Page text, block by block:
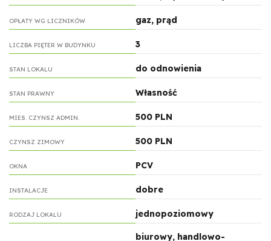
OPŁATY WG LICZNIKÓW gaz, prąd
LICZBA PIĘTER W BUDYNKU 3
STAN LOKALU do odnowienia
STAN PRAWNY Własność
MIES. CZYNSZ ADMIN. 500 PLN
CZYNSZ ZIMOWY 500 PLN
OKNA PCV
INSTALACJE dobre
RODZAJ LOKALU jednopoziomowy
biurowy, handlowo-